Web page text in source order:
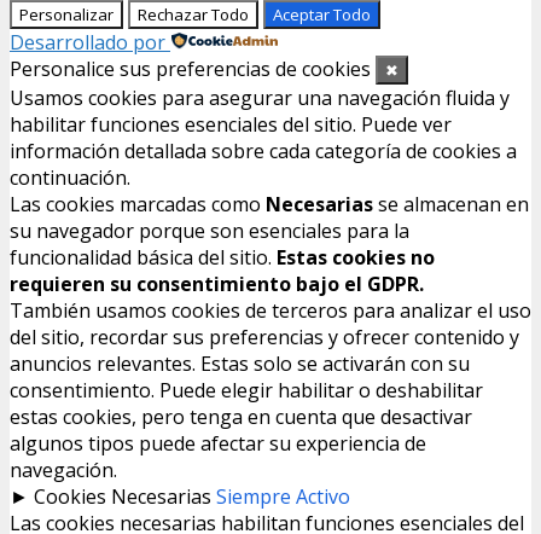
Personalizar Rechazar Todo Aceptar Todo
Desarrollado por
Personalice sus preferencias de cookies
✖
Usamos cookies para asegurar una navegación fluida y
habilitar funciones esenciales del sitio. Puede ver
información detallada sobre cada categoría de cookies a
continuación.
Las cookies marcadas como Necesariasse almacenan en
su navegador porque son esenciales para la
funcionalidad básica del sitio. Estas cookies no
requieren su consentimiento bajo el GDPR.
También usamos cookies de terceros para analizar el uso
del sitio, recordar sus preferencias y ofrecer contenido y
anuncios relevantes. Estas solo se activarán con su
consentimiento. Puede elegir habilitar o deshabilitar
estas cookies, pero tenga en cuenta que desactivar
algunos tipos puede afectar su experiencia de
navegación.
► Cookies Necesarias Siempre Activo
Las cookies necesarias habilitan funciones esenciales del